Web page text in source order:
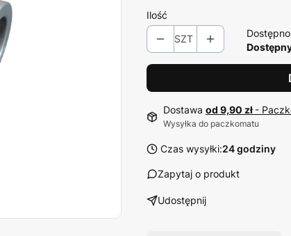
Ilość
SZT
Dostawa od 9,90 zł -
Wysyłka do paczkomatu
Czas wysyłki:24 godziny
Zapytaj o produkt
Udostępnij